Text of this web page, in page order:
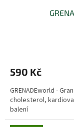
590 Kč
GRENADEworld -
cholesterol,
balení